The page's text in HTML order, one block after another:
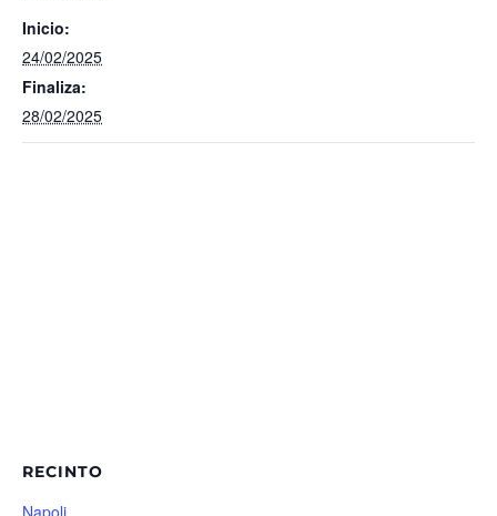
Inicio:
24/02/2025
Finaliza:
28/02/2025
RECINTO
Napoli